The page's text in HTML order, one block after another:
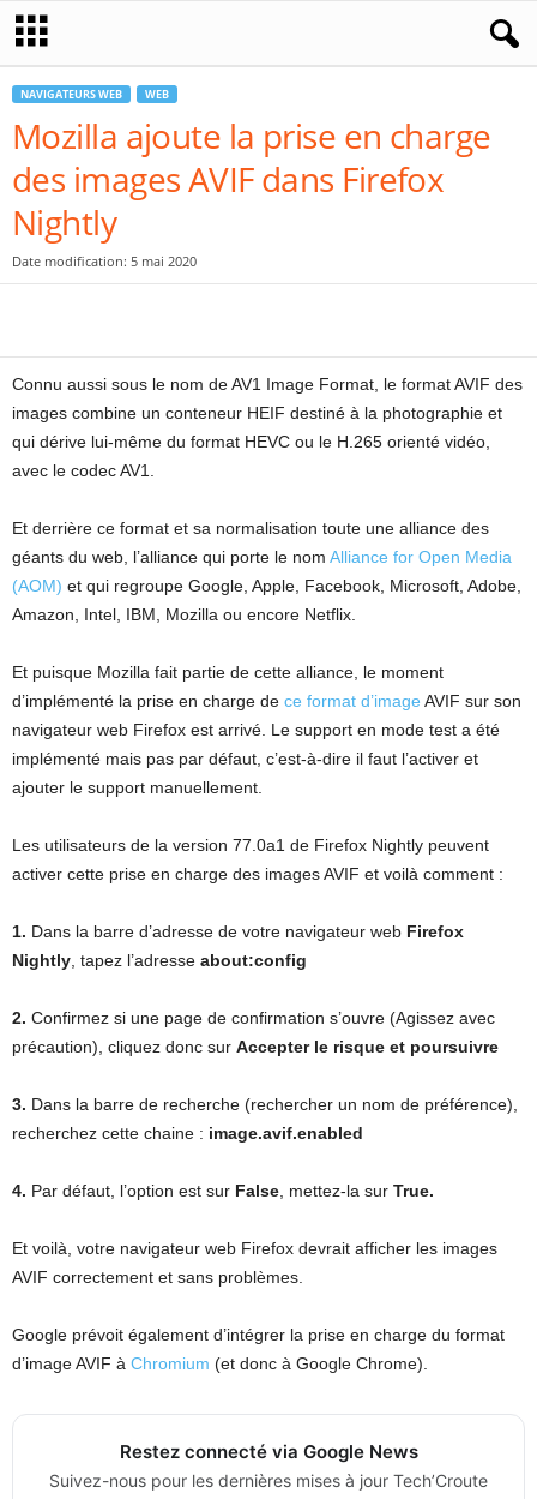
NAVIGATEURS WEB WEB
Mozilla ajoute la prise en charge
des images AVIF dans Firefox
Nightly
Date modification: 5 mai 2020
Connu aussi sous le nom de AV1 Image Format, le format AVIF des
images combine un conteneur HEIF destiné à la photographie et
qui dérive lui-même du format HEVC ou le H.265 orienté vidéo,
avec le codec AV1.
Et derrière ce format et sa normalisation toute une alliance des
géants du web, l’alliance qui porte le nom Alliance for Open Media
(AOM) et qui regroupe Google, Apple, Facebook, Microsoft, Adobe,
Amazon, Intel, IBM, Mozilla ou encore Netflix.
Et puisque Mozilla fait partie de cette alliance, le moment
d’implémenté la prise en charge de ce format d’image AVIF sur son
navigateur web Firefox est arrivé. Le support en mode test a été
implémenté mais pas par défaut, c’est-à-dire il faut l’activer et
ajouter le support manuellement.
Les utilisateurs de la version 77.0a1 de Firefox Nightly peuvent
activer cette prise en charge des images AVIF et voilà comment :
1. Dans la barre d’adresse de votre navigateur web Firefox
Nightly , tapez l’adresse about:config
2. Confirmez si une page de confirmation s’ouvre (Agissez avec
précaution), cliquez donc sur Accepter le risque et poursuivre
3. Dans la barre de recherche (rechercher un nom de préférence),
recherchez cette chaine : image.avif.enabled
4. Par défaut, l’option est sur False , mettez-la sur True.
Et voilà, votre navigateur web Firefox devrait afficher les images
AVIF correctement et sans problèmes.
Google prévoit également d’intégrer la prise en charge du format
d’image AVIF à Chromium (et donc à Google Chrome).
Restez connecté via Google News
Suivez-nous pour les dernières mises à jour Tech’Croute